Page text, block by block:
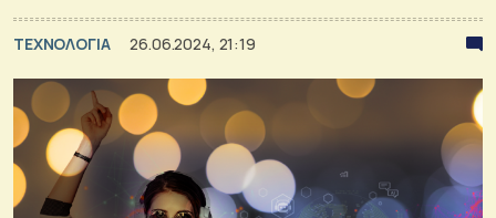
ΤΕΧΝΟΛΟΓΙΑ 26.06.2024, 21:19